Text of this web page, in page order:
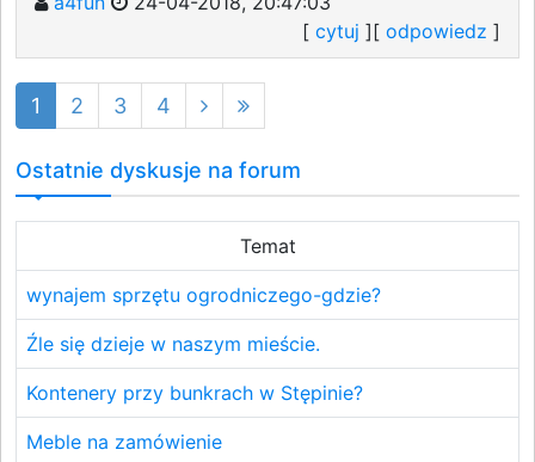
[ cytuj ][ odpowiedz ]
1 2 3 4
Ostatnie dyskusje na forum
Temat
wynajem sprzętu ogrodniczego-gdzie?
Źle się dzieje w naszym mieście.
Kontenery przy bunkrach w Stępinie?
Meble na zamówienie